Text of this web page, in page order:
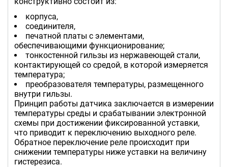
корпуса,
соединителя,
печатной платы с элементами,
обеспечивающими функционирование;
тонкостенной гильзы из нержавеющей стали,
контактирующей со средой, в которой измеряется
температура;
преобразователя температуры, размещенного
внутри гильзы.
Принцип работы датчика заключается в измерении
температуры среды и срабатывании электронной
схемы при достижении фиксированной уставки,
что приводит к переключению выходного реле.
Обратное переключение реле происходит при
снижении температуры ниже уставки на величину
гистерезиса.